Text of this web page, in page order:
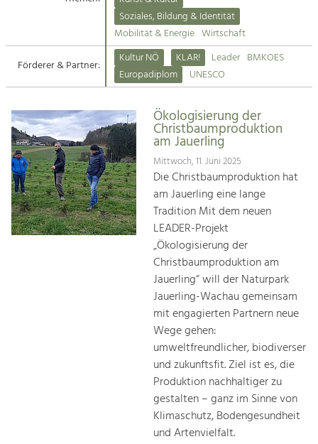
Suche
Impressum
Kontakt
Angebotsentwicklung und
Handwerk, Wissenschaft und Forschung.
Soziales, Bildung &
Identität
Gleichberechtigung, Jugend und
Integration
Mobilität & Energie
Klimawandel, öffentlicher Verkehr und
Steigerung regionaler Wertschöpfung
Soziales, Bildung & Identität
Mobilität & Energie Wirtschaft
Förderer & Partner:
Kultur NÖ KLAR! Leader BMKOES
Europadiplom
UNESCO
Ökologisierung der
Christbaumproduktion
am Jauerling
Mittwoch, 11. Juni 2025
Die Christbaumproduktion hat
am Jauerling eine lange
Tradition Mit dem neuen
LEADER-Projekt
„Ökologisierung der
Christbaumproduktion am
Jauerling“ will der Naturpark
Jauerling-Wachau gemeinsam
mit engagierten Partnern neue
Wege gehen:
umweltfreundlicher, biodiverser
und zukunftsfit. Ziel ist es, die
Produktion nachhaltiger zu
gestalten – ganz im Sinne von
Klimaschutz, Bodengesundheit
und Artenvielfalt.